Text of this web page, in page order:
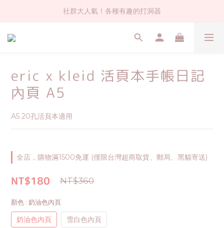
社群大人氣！各種有趣的打洞器
社群大人氣！各種有趣的打洞器
超值$59人氣日本製貼紙！還不買爆
社群大人氣！各種有趣的打洞器
eric x kleid 活頁本手帳日記
內頁 A5
A5 20孔活頁本適用
全店，購物滿1500免運 (僅限台灣超商取貨、郵局、黑貓寄送)
NT$180 NT$360
顏色 : 奶油色內頁
奶油色內頁 雪白色內頁